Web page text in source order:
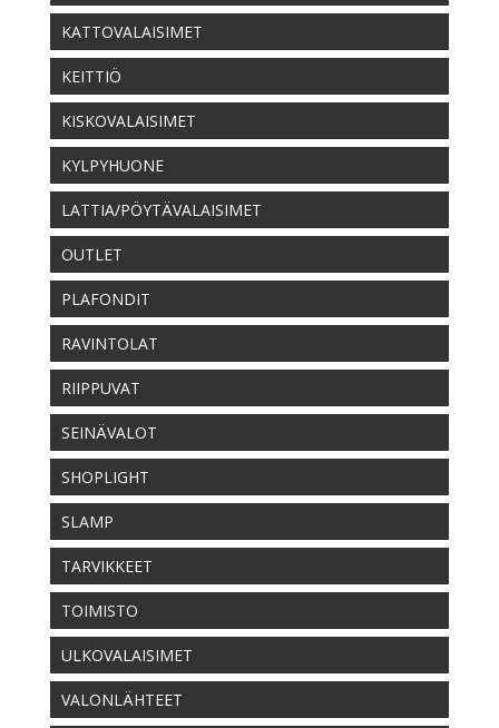
KATTOVALAISIMET
KEITTIÖ
KISKOVALAISIMET
KYLPYHUONE
LATTIA/PÖYTÄVALAISIMET
OUTLET
PLAFONDIT
RAVINTOLAT
RIIPPUVAT
SEINÄVALOT
SHOPLIGHT
SLAMP
TARVIKKEET
TOIMISTO
ULKOVALAISIMET
VALONLÄHTEET